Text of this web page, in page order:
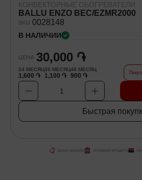
КОНВЕКТОРНЫЕ ОБОГРЕВАТЕЛИ
BALLU ENZO BEC/EZMR2000
SKU 0028148
В НАЛИЧИИ
ЦЕНА 30,000 ֏
24 МЕСЯЦ
1,600 ֏
36 МЕСЯЦ
1,100 ֏
48 МЕСЯЦ
900 ֏
1
Быстрая
ЦЕНА ОНЛАЙН УСЛОВИЯ КРЕДИТА